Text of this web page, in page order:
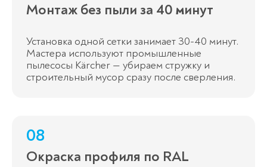
Монтаж без пыли за 40 минут
Установка одной сетки занимает 30-40 минут.
Мастера используют промышленные
пылесосы Kärcher — убираем стружку и
строительный мусор сразу после сверления.
08
Окраска профиля по RAL